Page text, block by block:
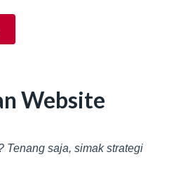
Website
Tenang saja, simak strategi